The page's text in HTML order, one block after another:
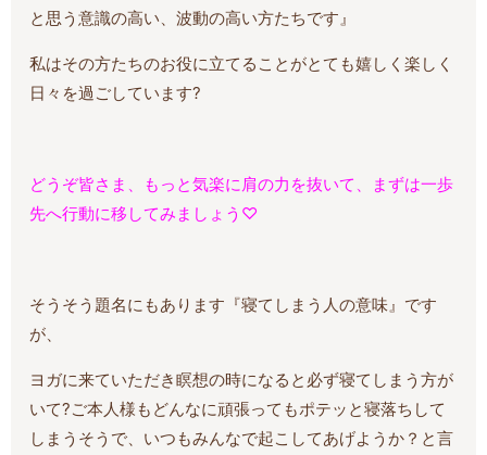
と思う意識の高い、波動の高い方たちです』
私はその方たちのお役に立てることがとても嬉しく楽しく
日々を過ごしています?
どうぞ皆さま、もっと気楽に肩の力を抜いて、まずは一歩
先へ行動に移してみましょう♡
そうそう題名にもあります『寝てしまう人の意味』です
が、
ヨガに来ていただき瞑想の時になると必ず寝てしまう方が
いて?ご本人様もどんなに頑張ってもポテッと寝落ちして
しまうそうで、いつもみんなで起こしてあげようか？と言